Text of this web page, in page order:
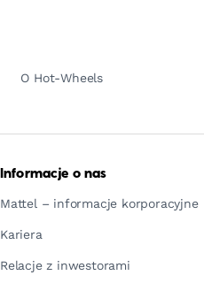
O Hot-Wheels
Informacje o nas
Mattel – informacje korporacyjne
Kariera
Relacje z inwestorami